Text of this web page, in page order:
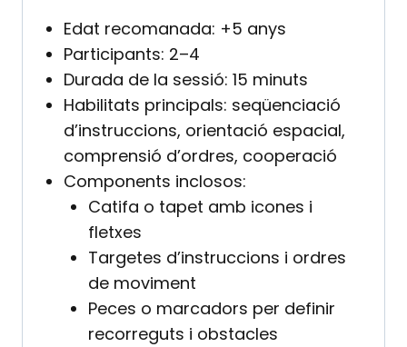
Edat recomanada: +5 anys
Participants: 2–4
Durada de la sessió: 15 minuts
Habilitats principals: seqüenciació
d’instruccions, orientació espacial,
comprensió d’ordres, cooperació
Components inclosos:
Catifa o tapet amb icones i
fletxes
Targetes d’instruccions i ordres
de moviment
Peces o marcadors per definir
recorreguts i obstacles